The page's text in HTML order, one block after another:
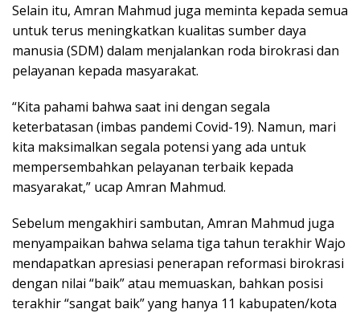
Selain itu, Amran Mahmud juga meminta kepada semua
untuk terus meningkatkan kualitas sumber daya
manusia (SDM) dalam menjalankan roda birokrasi dan
pelayanan kepada masyarakat.
“Kita pahami bahwa saat ini dengan segala
keterbatasan (imbas pandemi Covid-19). Namun, mari
kita maksimalkan segala potensi yang ada untuk
mempersembahkan pelayanan terbaik kepada
masyarakat,” ucap Amran Mahmud.
Sebelum mengakhiri sambutan, Amran Mahmud juga
menyampaikan bahwa selama tiga tahun terakhir Wajo
mendapatkan apresiasi penerapan reformasi birokrasi
dengan nilai “baik” atau memuaskan, bahkan posisi
terakhir “sangat baik” yang hanya 11 kabupaten/kota